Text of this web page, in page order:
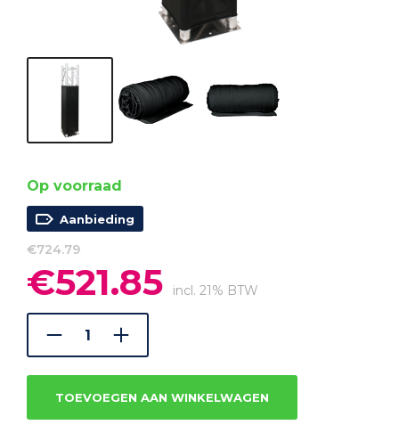
Op voorraad
Aanbieding
€724.79
Oorspronkelijke
prijs
was:
€724.79.
€521.85prijs
incl. 21% BTW
TOEVOEGEN AAN WINKELWAGEN